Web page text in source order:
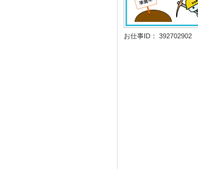
お仕事ID： 392702902